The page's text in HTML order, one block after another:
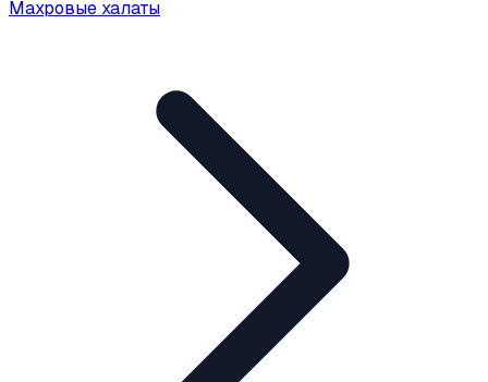
Махровые халаты